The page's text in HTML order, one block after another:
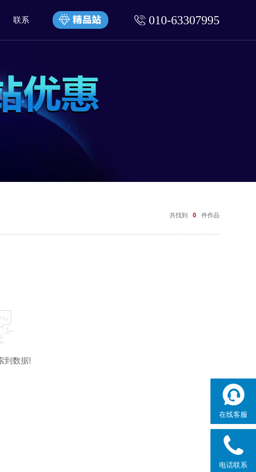
010-63307995
联系
在线客服
电话联系
共找到 0 件作品
到数据!